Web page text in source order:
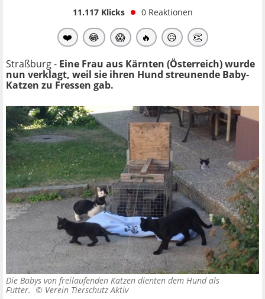
11.117Klicks 0 Reaktionen
❤️ 😂 😱 🔥 😥 👏
Straßburg - Eine Frau aus Kärnten (Österreich) wurde
nun verklagt, weil sie ihren Hund streunende Baby-
Katzen zu Fressen gab.
Die Babys von freilaufenden Katzen dienten dem Hund als
Futter. © Verein Tierschutz Aktiv